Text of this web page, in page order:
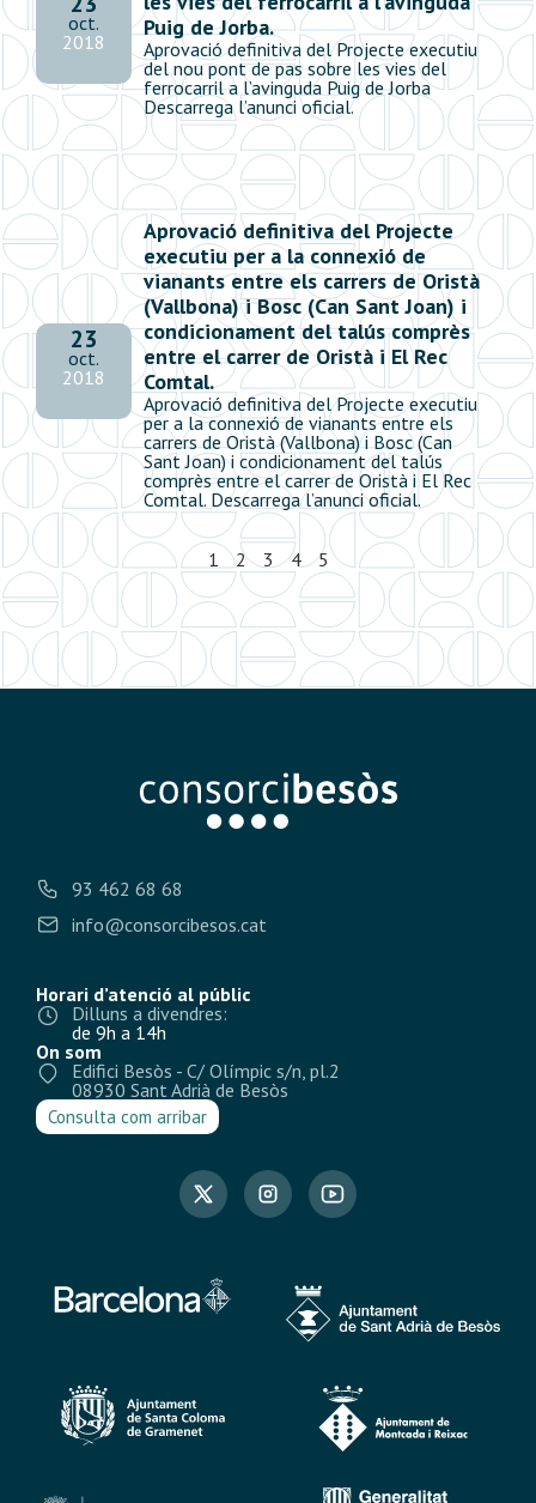
oct.
2018
Puig de Jorba.
Aprovació definitiva del Projecte executiu
del nou pont de pas sobre les vies del
ferrocarril a l’avinguda Puig de Jorba
Descarrega l’anunci oficial.
23
oct.
2018
Aprovació definitiva del Projecte
executiu per a la connexió de
vianants entre els carrers de Oristà
(Vallbona) i Bosc (Can Sant Joan) i
condicionament del talús comprès
entre el carrer de Oristà i El Rec
Comtal.
Aprovació definitiva del Projecte executiu
per a la connexió de vianants entre els
carrers de Oristà (Vallbona) i Bosc (Can
Sant Joan) i condicionament del talús
comprès entre el carrer de Oristà i El Rec
Comtal. Descarrega l’anunci oficial.
1 2 3 4 5
93 462 68 68
info@consorcibesos.cat
Horari d’atenció al públic
Dilluns a divendres:
de 9h a 14h
On som
Edifici Besòs - C/ Olímpic s/n, pl.2
08930 Sant Adrià de Besòs
Consulta com arribar